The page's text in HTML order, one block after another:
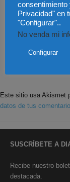
Save my name,
comment.
Este sitio usa Akismet
datos de tus
SUSCRÍBETE A
Recibe nuestro
destacada.
consentimiento
Privacidad" en
"Configurar"..
No venda mi
Configurar